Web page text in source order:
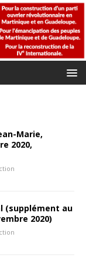
Marie,
2020,
(supplément au
2020)